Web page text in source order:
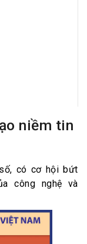
niềm tin
có cơ hội bứt
công nghệ và